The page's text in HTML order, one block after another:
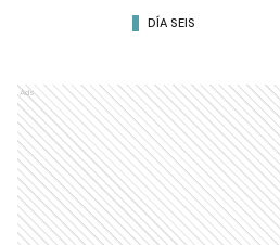
DÍA SEIS
Ads